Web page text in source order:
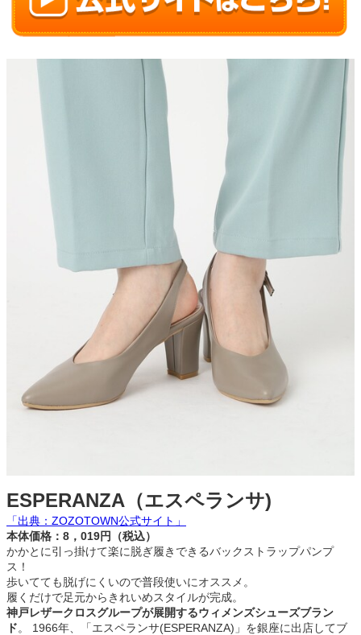
ESPERANZA（エスペランサ)
「出典：ZOZOTOWN公式サイト」
本体価格：8，019円（税込）
かかとに引っ掛けて楽に脱ぎ履きできるバックストラップパンプ
ス！
歩いてても脱げにくいので普段使いにオススメ。
履くだけで足元からきれいめスタイルが完成。
神戸レザークロスグループが展開するウィメンズシューズブラン
ド。 1966年、「エスペランサ(ESPERANZA)」を銀座に出店してブ